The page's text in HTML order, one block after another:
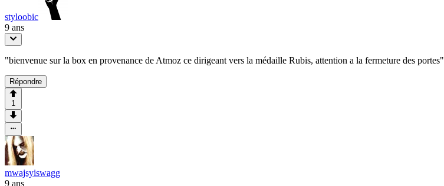
styloobic
9 ans
"bienvenue sur la box en provenance de Atmoz ce dirigeant vers la médaille Rubis, attention a la fermeture des portes"
Répondre
1
mwajsyiswagg
9 ans